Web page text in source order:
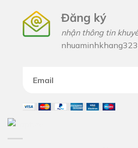
Đăng ký
nhận thông tin